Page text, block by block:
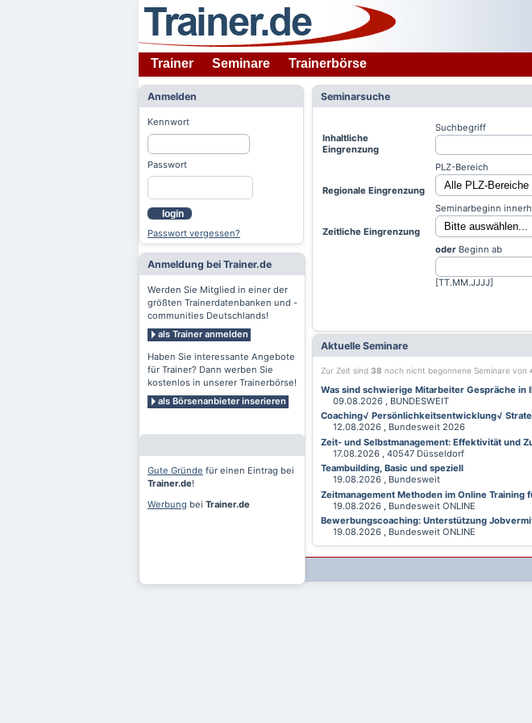
Trainer Seminare Trainerbörse
Anmelden
Kennwort
Passwort
login
Passwort vergessen?
Anmeldung bei Trainer.de
Werden Sie Mitglied in einer der
größten Trainerdatenbanken und -
communities Deutschlands!
als Trainer anmelden
Haben Sie interessante Angebote
für Trainer? Dann werben Sie
kostenlos in unserer Trainerbörse!
als Börsenanbieter inserieren
Gute Gründe für einen Eintrag bei
Trainer.de!
Werbung bei Trainer.de
Seminarsuche
Inhaltliche
Eingrenzung
Suchbegriff
Regionale Eingrenzung
PLZ-Bereich
Zeitliche Eingrenzung
Seminarbeginn
oder Beginn ab
[TT.MM.JJJJ]
Aktuelle Seminare
Zur Zeit sind 38 noch nicht begonnene Seminare von
Was sind schwierige Mitarbeiter Gespräche in
09.08.2026 , BUNDESWEIT
Coaching√ Persönlichkeitsentwicklung√
12.08.2026 , Bundesweit 2026
Zeit- und Selbstmanagement: Effektivität und
17.08.2026 , 40547 Düsseldorf
Teambuilding, Basic und speziell
19.08.2026 , Bundesweit
Zeitmanagement Methoden im Online
19.08.2026 , Bundesweit ONLINE
Bewerbungscoaching: Unterstützung
19.08.2026 , Bundesweit ONLINE